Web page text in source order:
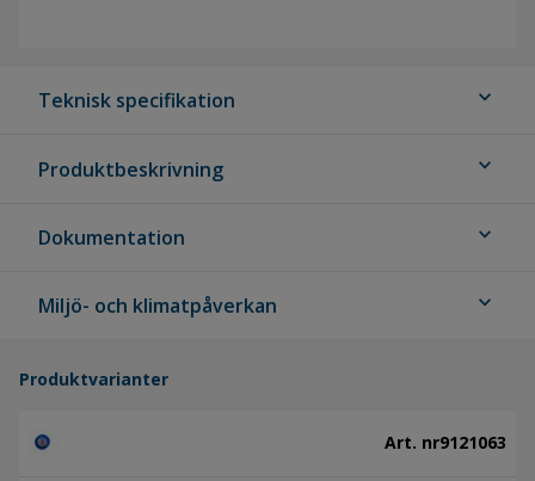
Teknisk specifikation expand_more
Produktbeskrivning expand_more
Dokumentation expand_more
Miljö- och klimatpåverkan expand_more
Produktvarianter
Art. nr9121063